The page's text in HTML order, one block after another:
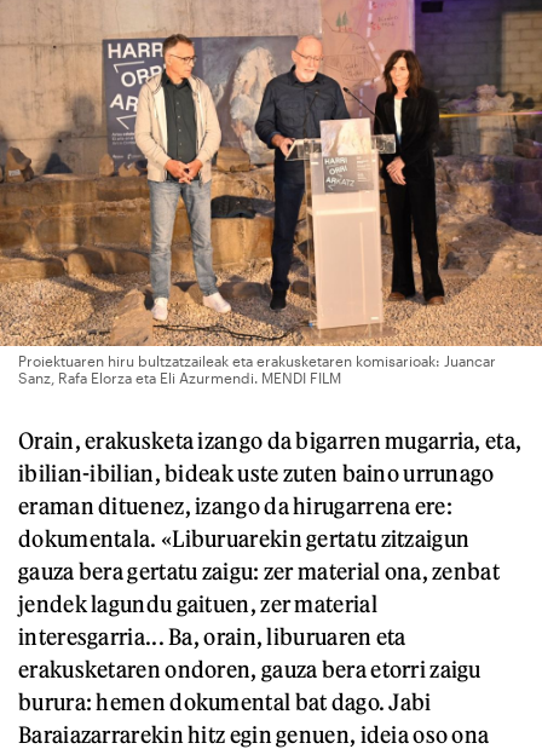
Proiektuaren hiru bultzatzaileak eta erakusketaren komisarioak: Juancar
Sanz, Rafa Elorza eta Eli Azurmendi. MENDI FILM
Orain, erakusketa izango da bigarren mugarria, eta,
ibilian-ibilian, bideak uste zuten baino urrunago
eraman dituenez, izango da hirugarrena ere:
dokumentala. «Liburuarekin gertatu zitzaigun
gauza bera gertatu zaigu: zer material ona, zenbat
jendek lagundu gaituen, zer material
interesgarria... Ba, orain, liburuaren eta
erakusketaren ondoren, gauza bera etorri zaigu
burura: hemen dokumental bat dago. Jabi
Baraiazarrarekin hitz egin genuen, ideia oso ona